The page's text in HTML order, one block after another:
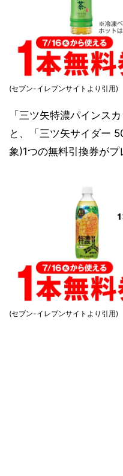
(セブン-イレブンサイトより引用)
「三ツ矢特濃パインス
と、「三ツ矢サイダー
象)1つの無料引換券がプ
(セブン-イレブンサイトより引用)